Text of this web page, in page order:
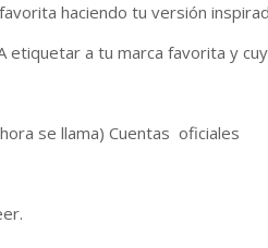
haciendo tu versión
etiquetar a tu marca favorita y
se llama) Cuentas oficiales